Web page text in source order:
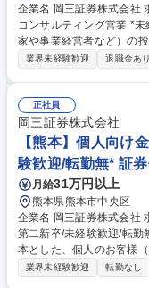
企業名 岡三証券株式会社 求人名 ＜8/22(土)休日オンライン選考会＞証券
コンサルティング営業 *未経験歓迎* 仕事の内容 ■個人
家や事業経営者など）の
わせた、最適な資産形成
次選考まで実施可能です/
なお時間は書類選考通過
保の上、ご応募ください
調整も可能です。 募集職種 ＜8/22(土)休日オンライン選考会＞証券コンサ
ルティング営業 *未経験歓
業界未経験歓迎 退職金あり
正社員
岡三証券株式会社
【熊本】個人向け
験歓迎/転勤無* 証
月給31万円以上
熊本県熊本市中央区
企業名 岡三証券株式会社 求人名 【熊本】個人向け金融商品の提案営業 *
第二新卒/未経験歓迎/転勤無* 仕事の内容 ■対面でのコンサルティン
本とした、個人のお客様
やライフプラン、多様な
業界未経験歓迎 転勤なし